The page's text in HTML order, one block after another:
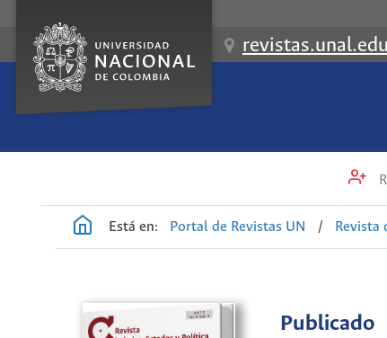
Está en: Portal de Revistas UN / Revista
Publicado